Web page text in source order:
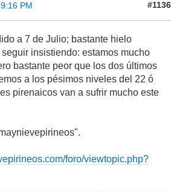
PM #1136
a 7 de Julio; bastante hielo
insistiendo: estamos mucho
bastante peor que los dos últimos
a los pésimos niveles del 22 ó
pirenaicos van a sufrir mucho este
foro/viewtopic.php?